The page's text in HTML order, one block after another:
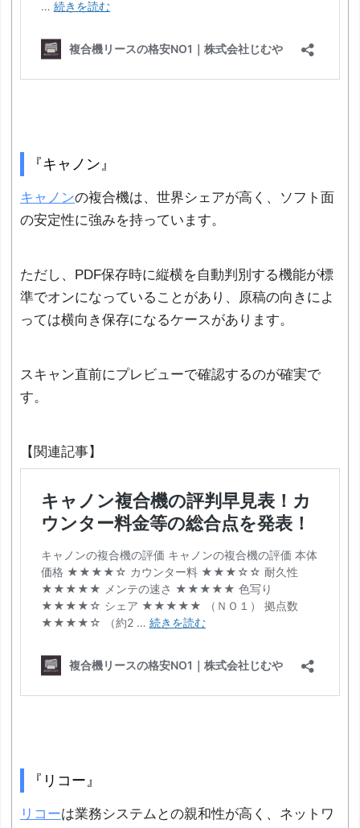
『キャノン』
キャノンの複合機は、世界シェアが高く、ソフト面
の安定性に強みを持っています。
ただし、PDF保存時に縦横を自動判別する機能が標
準でオンになっていることがあり、原稿の向きによ
っては横向き保存になるケースがあります。
スキャン直前にプレビューで確認するのが確実で
す。
【関連記事】
『リコー』
リコーは業務システムとの親和性が高く、ネットワ